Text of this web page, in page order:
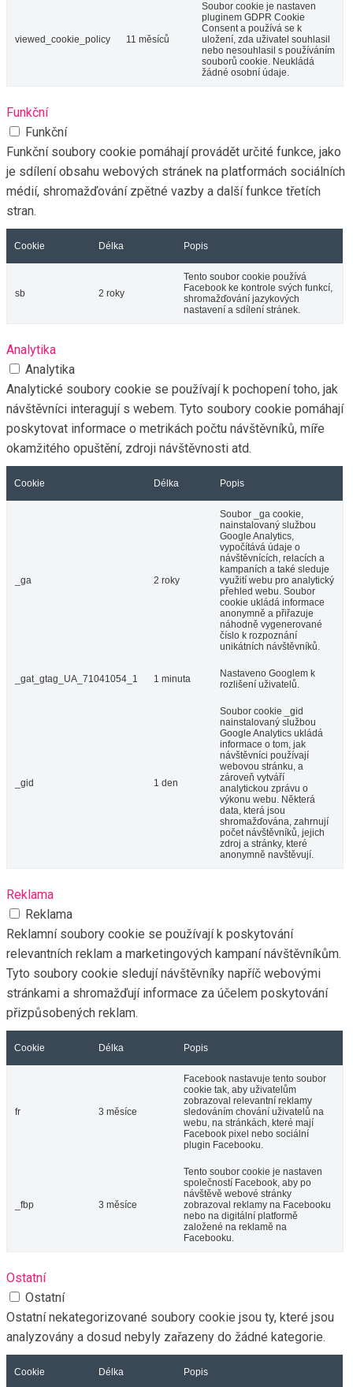
viewed_cookie_policy 11 měsíců
Soubor cookie je nastaven
pluginem GDPR Cookie
Consent a používá se k
uložení, zda uživatel souhlasil
nebo nesouhlasil s používáním
souborů cookie. Neukládá
žádné osobní údaje.
Funkční
Funkční
Funkční soubory cookie pomáhají provádět určité funkce, jako
je sdílení obsahu webových stránek na platformách sociálních
médií, shromažďování zpětné vazby a další funkce třetích
stran.
Cookie Délka Popis
sb 2 roky
Tento soubor cookie používá
Facebook ke kontrole svých funkcí,
shromažďování jazykových
nastavení a sdílení stránek.
Analytika
Analytika
Analytické soubory cookie se používají k pochopení toho, jak
návštěvníci interagují s webem. Tyto soubory cookie pomáhají
poskytovat informace o metrikách počtu návštěvníků, míře
okamžitého opuštění, zdroji návštěvnosti atd.
Cookie Délka Popis
_ga 2 roky
Soubor _ga cookie,
nainstalovaný službou
Google Analytics,
vypočítává údaje o
návštěvnících, relacích a
kampaních a také sleduje
využití webu pro analytický
přehled webu. Soubor
cookie ukládá informace
anonymně a přiřazuje
náhodně vygenerované
číslo k rozpoznání
unikátních návštěvníků.
_gat_gtag_UA_71041054_1 1 minuta
Nastaveno Googlem k
rozlišení uživatelů.
_gid 1 den
Soubor cookie _gid
nainstalovaný službou
Google Analytics ukládá
informace o tom, jak
návštěvníci používají
webovou stránku, a
zároveň vytváří
analytickou zprávu o
výkonu webu. Některá
data, která jsou
shromažďována, zahrnují
počet návštěvníků, jejich
zdroj a stránky, které
anonymně navštěvují.
Reklama
Reklama
Reklamní soubory cookie se používají k poskytování
relevantních reklam a marketingových kampaní návštěvníkům.
Tyto soubory cookie sledují návštěvníky napříč webovými
stránkami a shromažďují informace za účelem poskytování
přizpůsobených reklam.
Cookie Délka Popis
fr 3 měsíce
Facebook nastavuje tento soubor
cookie tak, aby uživatelům
zobrazoval relevantní reklamy
sledováním chování uživatelů na
webu, na stránkách, které mají
Facebook pixel nebo sociální
plugin Facebooku.
_fbp 3 měsíce
Tento soubor cookie je nastaven
společností Facebook, aby po
návštěvě webové stránky
zobrazoval reklamy na Facebooku
nebo na digitální platformě
založené na reklamě na
Facebooku.
Ostatní
Ostatní
Ostatní nekategorizované soubory cookie jsou ty, které jsou
analyzovány a dosud nebyly zařazeny do žádné kategorie.
Cookie Délka Popis